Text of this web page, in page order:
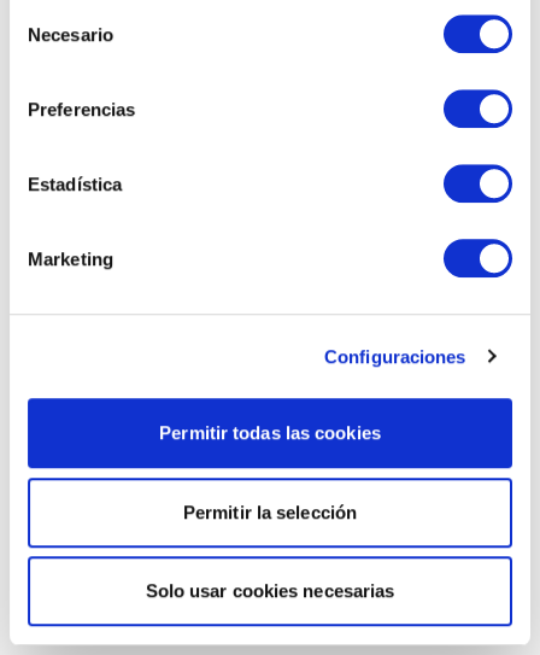
Necesario
Preferencias
Estadística
Marketing
Configuraciones
Permitir todas las cookies
Permitir la selección
Solo usar cookies necesarias